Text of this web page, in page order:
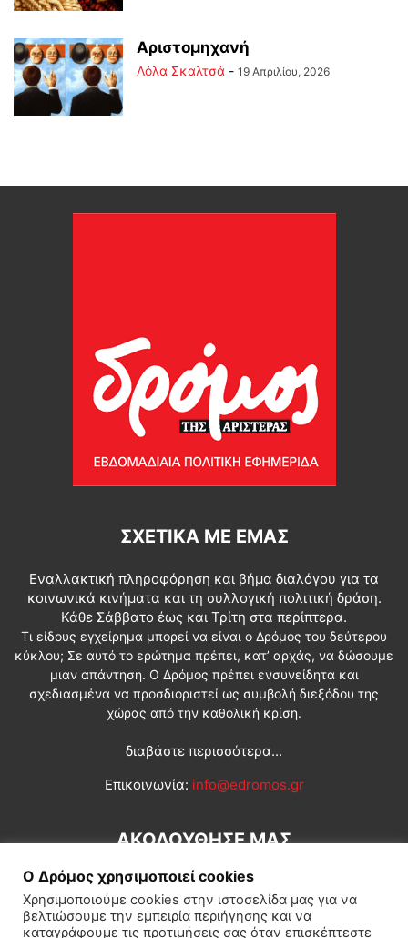
Αριστομηχανή
Λόλα Σκαλτσά - 19 Απριλίου, 2026
ΣΧΕΤΙΚΆ ΜΕ ΕΜΆΣ
Εναλλακτική πληροφόρηση και βήμα διαλόγου για τα
κοινωνικά κινήματα και τη συλλογική πολιτική δράση.
Κάθε Σάββατο έως και Τρίτη στα περίπτερα.
Τι είδους εγχείρημα μπορεί να είναι ο Δρόμος του δεύτερου
κύκλου; Σε αυτό το ερώτημα πρέπει, κατ’ αρχάς, να δώσουμε
μιαν απάντηση. Ο Δρόμος πρέπει ενσυνείδητα και
σχεδιασμένα να προσδιοριστεί ως συμβολή διεξόδου της
χώρας από την καθολική κρίση.
διαβάστε περισσότερα...
Επικοινωνία: info@edromos.gr
ΑΚΟΛΟΥΘΗΣΕ ΜΑΣ
Ο Δρόμος χρησιμοποιεί cookies
Χρησιμοποιούμε cookies στην ιστοσελίδα μας για να
βελτιώσουμε την εμπειρία περιήγησης και να
καταγράφουμε τις προτιμήσεις σας όταν επισκέπτεστε